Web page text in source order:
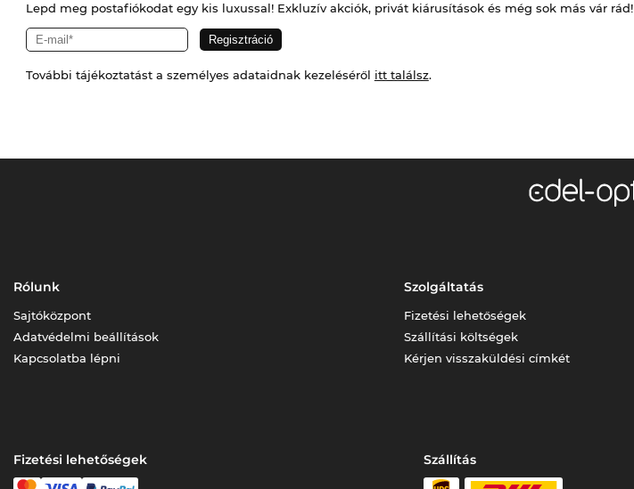
Lepd meg postafiókodat egy kis luxussal! Exkluzív akciók, privát kiárusítások és még sok más vár rád!
További tájékoztatást a személyes adataidnak kezeléséről itt találsz.
Rólunk
Sajtóközpont
Adatvédelmi beállítások
Kapcsolatba lépni
Szolgáltatás
Fizetési lehetőségek
Szállítási költségek
Kérjen visszaküldési címkét
Fizetési lehetőségek Szállítás